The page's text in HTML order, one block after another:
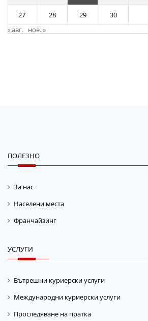
27 28 29
30
« авг. ное. »
ПОЛЕЗНО
За нас
Населени места
Франчайзинг
УСЛУГИ
Вътрешни куриерски услуги
Международни куриерски услуги
Проследяване на пратка